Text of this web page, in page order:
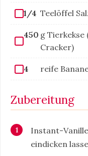
1/4 Teelöffel
450 g
Cracker)
4 reife
Zubereitung
Instant-
eindicken